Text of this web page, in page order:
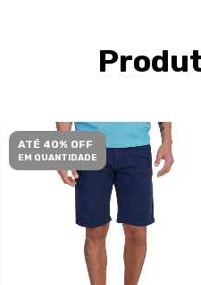
ATÉ 40% OFF
EM QUANTIDADE